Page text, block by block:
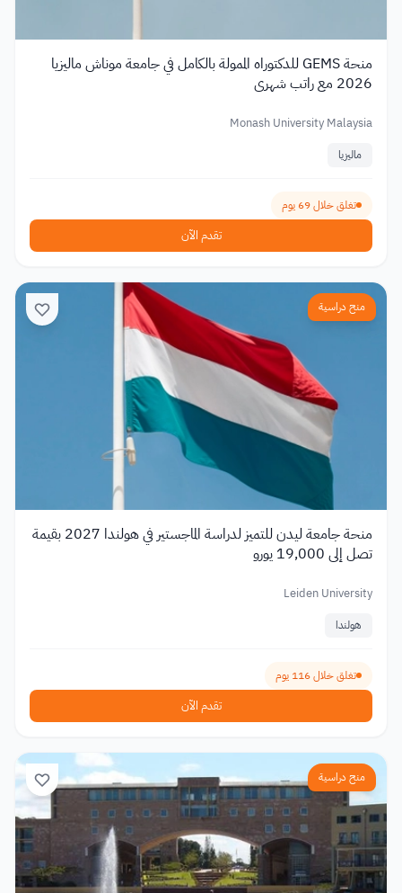
منحة GEMS للدكتوراه الممولة بالكامل في جامعة موناش ماليزيا
2026 مع راتب شهري
Monash University Malaysia
ماليزيا
تغلق خلال 69 يوم
تقدم الآن
منح دراسية
منحة جامعة ليدن للتميز لدراسة الماجستير في هولندا 2027 بقيمة
تصل إلى 19,000 يورو
Leiden University
هولندا
تغلق خلال 116 يوم
تقدم الآن
منح دراسية